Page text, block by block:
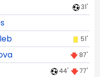
31'
51'
87'
44' 77'